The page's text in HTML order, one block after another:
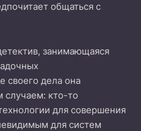
общаться с
занимающаяся
своего дела она
случаем: кто-то
для совершения
для систем